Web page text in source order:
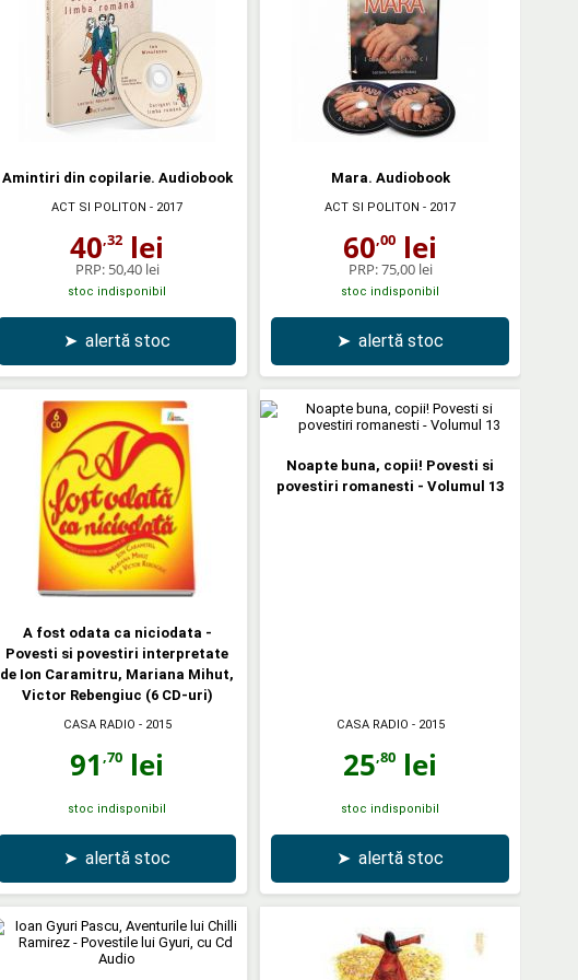
Amintiri din copilarie. Audiobook
ACT SI POLITON - 2017
40,32 lei
PRP: 50,40 lei
stoc indisponibil
➤ alertă stoc
Mara. Audiobook
ACT SI POLITON - 2017
60,00 lei
PRP:75,00 lei
stoc indisponibil
➤ alertă stoc
A fost odata ca niciodata -
Povesti si povestiri interpretate
de Ion Caramitru, Mariana Mihut,
Victor Rebengiuc (6 CD-uri)
CASA RADIO - 2015
91 ,70 lei
stoc indisponibil
➤ alertă stoc
Noapte buna, copii! Povesti si
povestiri romanesti - Volumul 13
CASA RADIO - 2015
25,80 lei
stoc indisponibil
➤ alertă stoc